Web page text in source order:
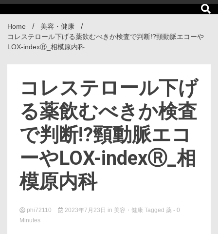
Home
美容・健康
コレステロール下げる薬飲むべきか検査で判断!?頸動脈エコーや
LOX-indexⓇ_相模原内科
コレステロール下げ
る薬飲むべきか検査
で判断!?頸動脈エコ
ーやLOX-indexⓇ_相
模原内科
phi72110 2023年7月23日 in 美容・健康 Tagged 薬 - 0
Minutes